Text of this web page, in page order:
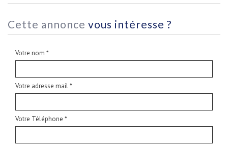
cette annonce vous intéresse ?
Votre nom *
Votre adresse mail *
Votre Téléphone *